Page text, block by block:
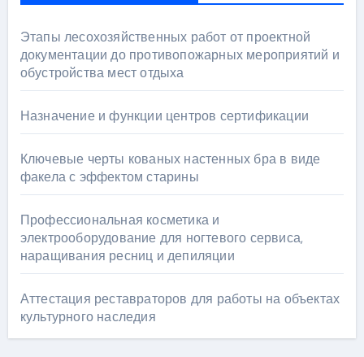
Этапы лесохозяйственных работ от проектной
документации до противопожарных мероприятий и
обустройства мест отдыха
Назначение и функции центров сертификации
Ключевые черты кованых настенных бра в виде
факела с эффектом старины
Профессиональная косметика и
электрооборудование для ногтевого сервиса,
наращивания ресниц и депиляции
Аттестация реставраторов для работы на объектах
культурного наследия